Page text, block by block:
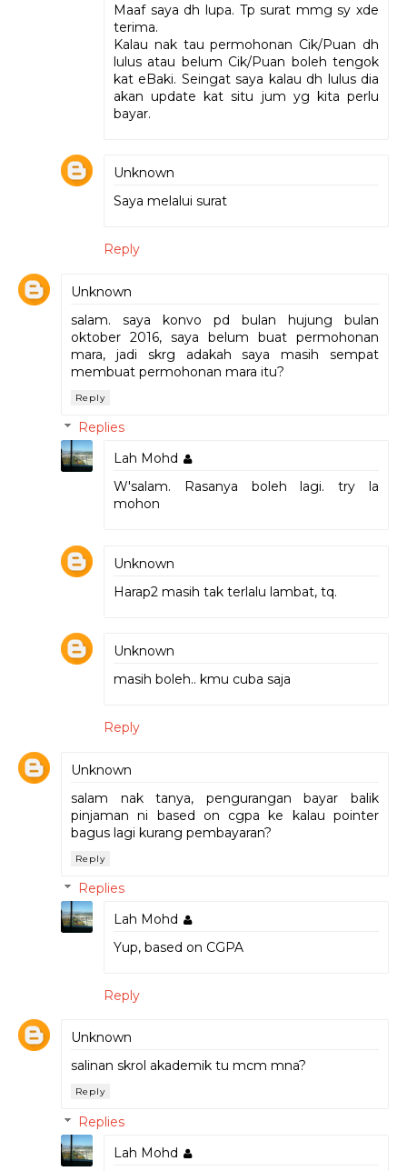
Maaf saya dh lupa. Tp surat mmg sy xde
terima.
Kalau nak tau permohonan Cik/Puan dh
lulus atau belum Cik/Puan boleh tengok
kat eBaki. Seingat saya kalau dh lulus dia
akan update kat situ jum yg kita perlu
bayar.
Unknown
Saya melalui surat
Reply
Unknown
salam. saya konvo pd bulan hujung bulan
oktober 2016, saya belum buat permohonan
mara, jadi skrg adakah saya masih sempat
membuat permohonan mara itu?
Reply
Replies
Lah Mohd
W'salam. Rasanya boleh lagi. try la
mohon
Unknown
Harap2 masih tak terlalu lambat, tq.
Unknown
masih boleh.. kmu cuba saja
Reply
Unknown
salam nak tanya, pengurangan bayar balik
pinjaman ni based on cgpa ke kalau pointer
bagus lagi kurang pembayaran?
Reply
Replies
Lah Mohd
Yup, based on CGPA
Reply
Unknown
salinan skrol akademik tu mcm mna?
Reply
Replies
Lah Mohd